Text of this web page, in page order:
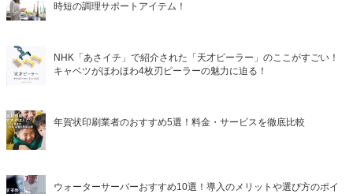
時短の調理サポートアイテム！
NHK「あさイチ」で紹介された「天才ピーラー」のここがすごい！
キャベツがほわほわ4枚刃ピーラーの魅力に迫る！
年賀状印刷業者のおすすめ5選！料金・サービスを徹底比較
ウォーターサーバーおすすめ10選！導入のメリットや選び方のポイ